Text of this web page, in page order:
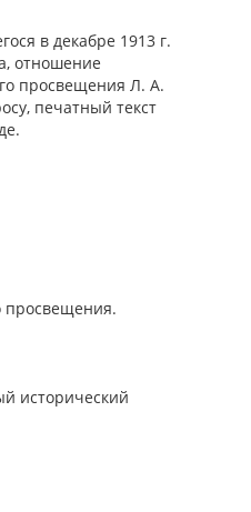
в декабре 1913 г.
отношение
просвещения Л. А.
печатный текст
просвещения.
исторический